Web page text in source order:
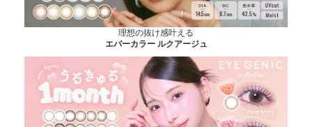
理想の抜け感叶える
エバーカラー ルクアージュ